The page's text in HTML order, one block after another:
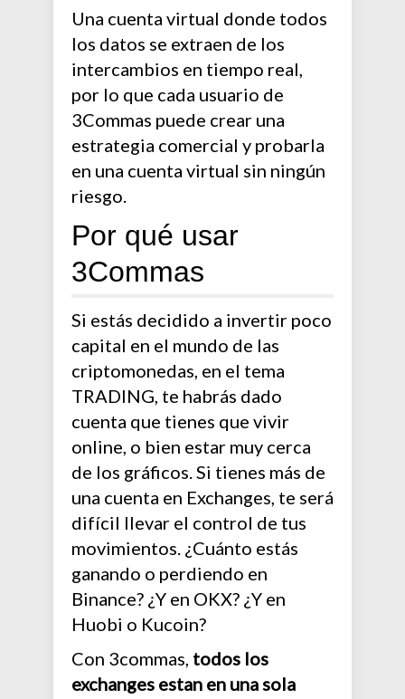
Una cuenta virtual donde todos
los datos se extraen de los
intercambios en tiempo real,
por lo que cada usuario de
3Commas puede crear una
estrategia comercial y probarla
en una cuenta virtual sin ningún
riesgo.
Por qué usar
3Commas
Si estás decidido a invertir poco
capital en el mundo de las
criptomonedas, en el tema
TRADING, te habrás dado
cuenta que tienes que vivir
online, o bien estar muy cerca
de los gráficos. Si tienes más de
una cuenta en Exchanges, te será
difícil llevar el control de tus
movimientos. ¿Cuánto estás
ganando o perdiendo en
Binance? ¿Y en OKX? ¿Y en
Huobi o Kucoin?
Con 3commas, todos los
exchanges estan en una sola